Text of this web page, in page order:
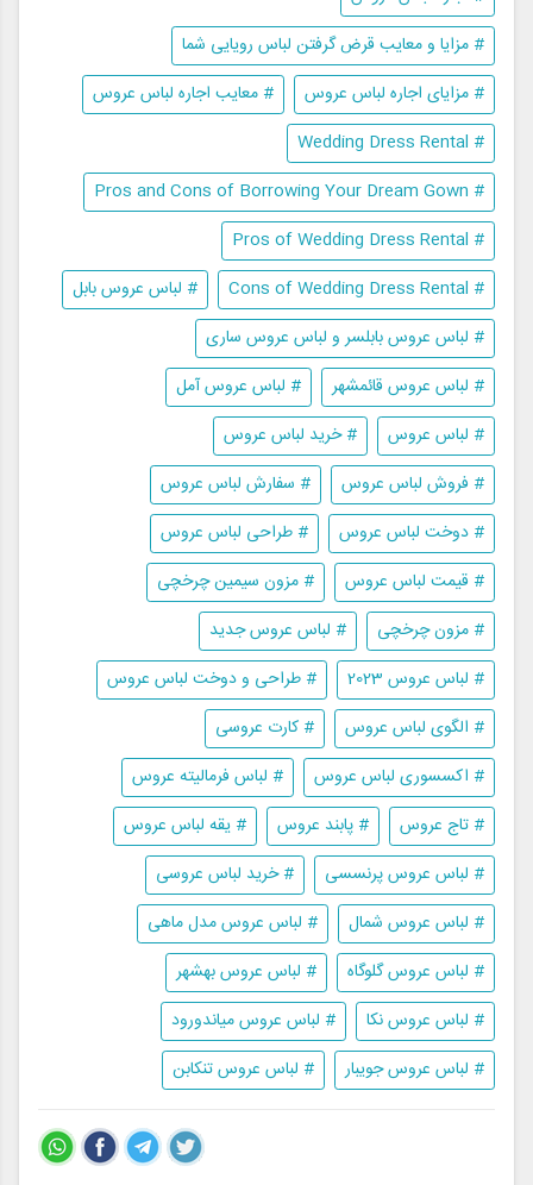
# مزایا و معایب قرض گرفتن لباس رویایی شما
# مزایای اجاره لباس عروس
# معایب اجاره لباس عروس
# Wedding Dress Rental
# Pros and Cons of Borrowing Your Dream Gown
# Pros of Wedding Dress Rental
# Cons of Wedding Dress Rental
# لباس عروس بابل
# لباس عروس بابلسر و لباس عروس ساری
# لباس عروس قائمشهر
# لباس عروس آمل
# لباس عروس
# خرید لباس عروس
# فروش لباس عروس
# سفارش لباس عروس
# دوخت لباس عروس
# طراحی لباس عروس
# قیمت لباس عروس
# مزون سیمین چرخچی
# مزون چرخچی
# لباس عروس جدید
# لباس عروس 2023
# طراحی و دوخت لباس عروس
# الگوی لباس عروس
# کارت عروسی
# اکسسوری لباس عروس
# لباس فرمالیته عروس
# تاج عروس
# پابند عروس
# یقه لباس عروس
# لباس عروس پرنسسی
# خرید لباس عروسی
# لباس عروس شمال
# لباس عروس مدل ماهی
# لباس عروس گلوگاه
# لباس عروس بهشهر
# لباس عروس نکا
# لباس عروس میاندورود
# لباس عروس جویبار
# لباس عروس تنکابن